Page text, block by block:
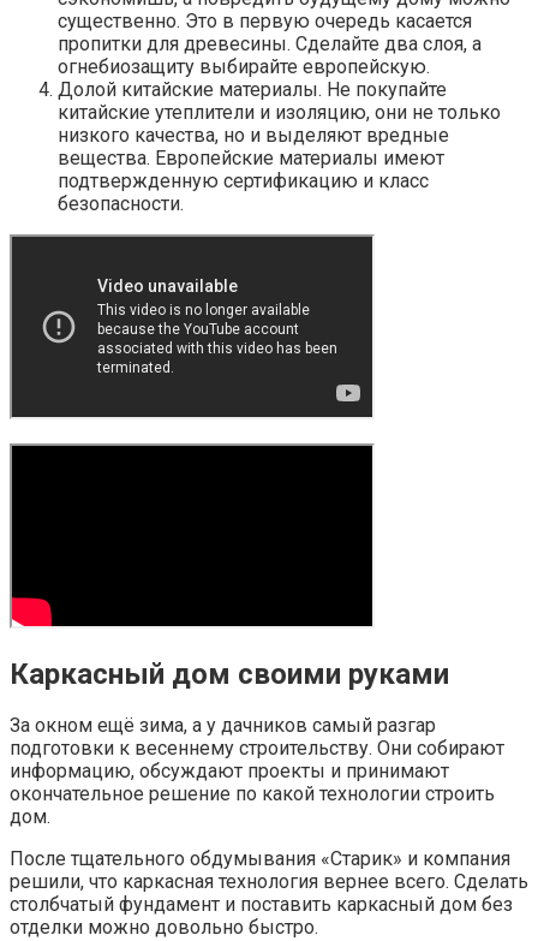
существенно. Это в первую очередь касается
пропитки для древесины. Сделайте два слоя, а
огнебиозащиту выбирайте европейскую.
Долой китайские материалы. Не покупайте
китайские утеплители и изоляцию, они не только
низкого качества, но и выделяют вредные
вещества. Европейские материалы имеют
подтвержденную сертификацию и класс
безопасности.
Каркасный дом своими руками
За окном ещё зима, а у дачников самый разгар
подготовки к весеннему строительству. Они собирают
информацию, обсуждают проекты и принимают
окончательное решение по какой технологии строить
дом.
После тщательного обдумывания «Старик» и компания
решили, что каркасная технология вернее всего. Сделать
столбчатый фундамент и поставить каркасный дом без
отделки можно довольно быстро.